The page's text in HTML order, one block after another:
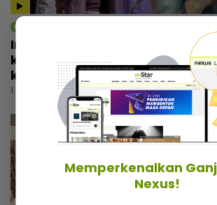
Intan Serah memilih calon
kaya dan kacak... Trauma
kahwin rakan
1 hari lalu
Memperkenalkan
Nexus!